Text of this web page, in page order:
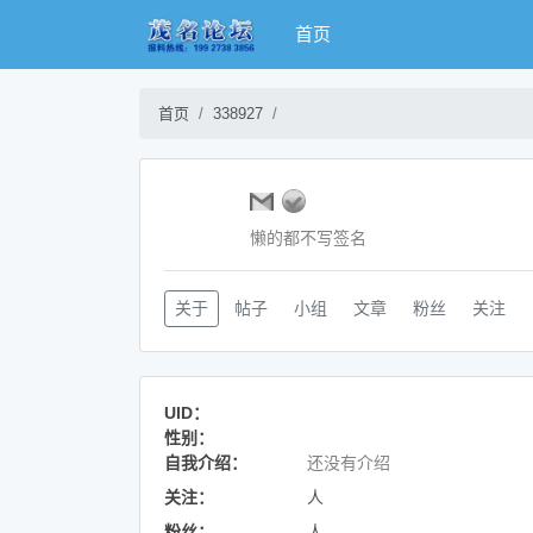
首页
首页 338927
懒的都不写签名
关于 帖子 小组 文章 粉丝 关注
UID：
性别：
自我介绍：
还没有介绍
关注：
人